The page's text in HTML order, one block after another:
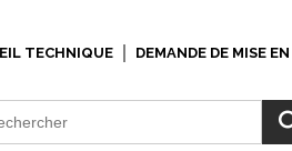
TECHNIQUE DEMANDE DE MISE